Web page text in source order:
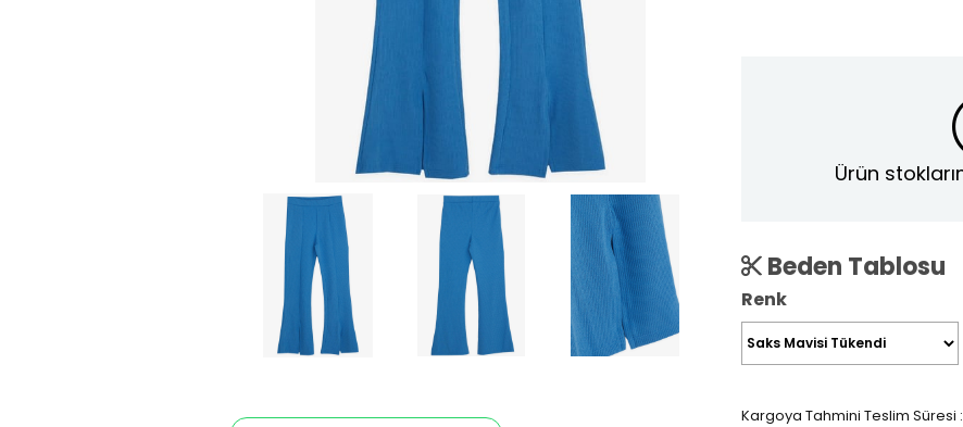
Ürün
Beden Tablosu
Renk
Kargoya Tahmini Teslim Süresi :